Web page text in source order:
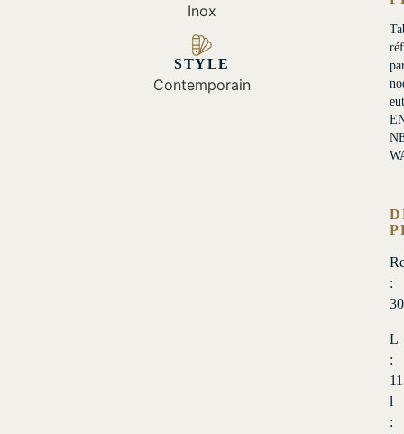
Inox
STYLE
Contemporain
:
L
:
l
: